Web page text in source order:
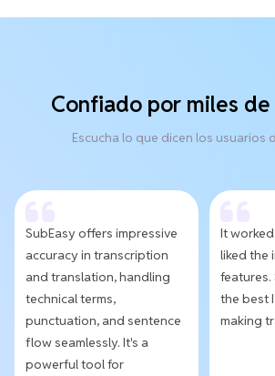
Confiado por miles de
Escucha lo que dicen los usuarios
SubEasy offers impressive
accuracy in transcription
and translation, handling
technical terms,
punctuation, and sentence
flow seamlessly. It's a
powerful tool for
It
liked the
features.
the best
making